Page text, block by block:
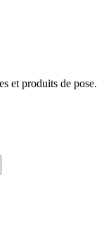
et produits de pose.